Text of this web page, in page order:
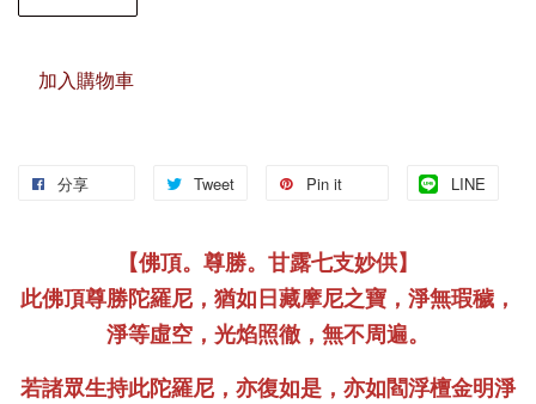
加入購物車
分享 Tweet Pin it LINE
【佛頂。尊勝。甘露七支妙供】
此佛頂尊勝陀羅尼，猶如日藏摩尼之寶，淨無瑕穢，
淨等虛空，光焰照徹，無不周遍。
若諸眾生持此陀羅尼，亦復如是，亦如閻浮檀金明淨